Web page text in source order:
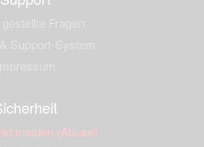
melden (Abuse)